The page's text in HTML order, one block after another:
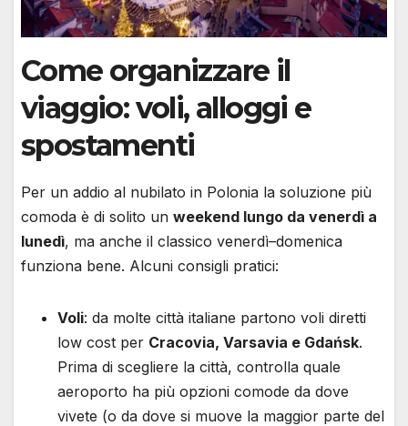
Come organizzare il
viaggio: voli, alloggi e
spostamenti
Per un addio al nubilato in Polonia la soluzione più
comoda è di solito un weekend lungo da venerdì a
lunedì, ma anche il classico venerdì–domenica
funziona bene. Alcuni consigli pratici:
Voli: da molte città italiane partono voli diretti
low cost per Cracovia, Varsavia e Gdańsk.
Prima di scegliere la città, controlla quale
aeroporto ha più opzioni comode da dove
vivete (o da dove si muove la maggior parte del